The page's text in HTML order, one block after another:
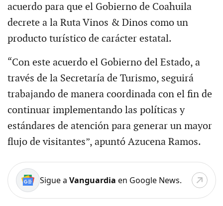
acuerdo para que el Gobierno de Coahuila
decrete a la Ruta Vinos & Dinos como un
producto turístico de carácter estatal.
“Con este acuerdo el Gobierno del Estado, a
través de la Secretaría de Turismo, seguirá
trabajando de manera coordinada con el fin de
continuar implementando las políticas y
estándares de atención para generar un mayor
flujo de visitantes”, apuntó Azucena Ramos.
Sigue a Vanguardia en Google News.